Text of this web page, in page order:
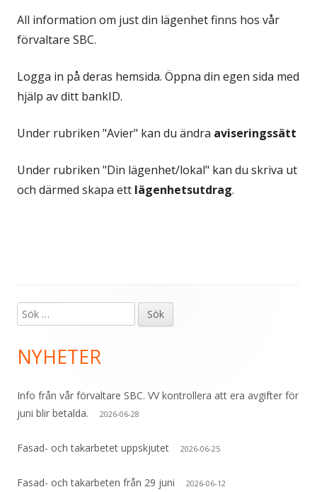
All information om just din lägenhet finns hos vår
förvaltare SBC.
Logga in på deras hemsida. Öppna din egen sida med
hjälp av ditt bankID.
Under rubriken "Avier" kan du ändra aviseringssätt
Under rubriken "Din lägenhet/lokal" kan du skriva ut
och därmed skapa ett lägenhetsutdrag.
Primär
sidopanel
Sök
efter:
NYHETER
Info från vår förvaltare SBC. VV kontrollera att era avgifter för
juni blir betalda.
2026-06-28
Fasad- och takarbetet uppskjutet 2026-06-25
Fasad- och takarbeten från 29 juni 2026-06-12